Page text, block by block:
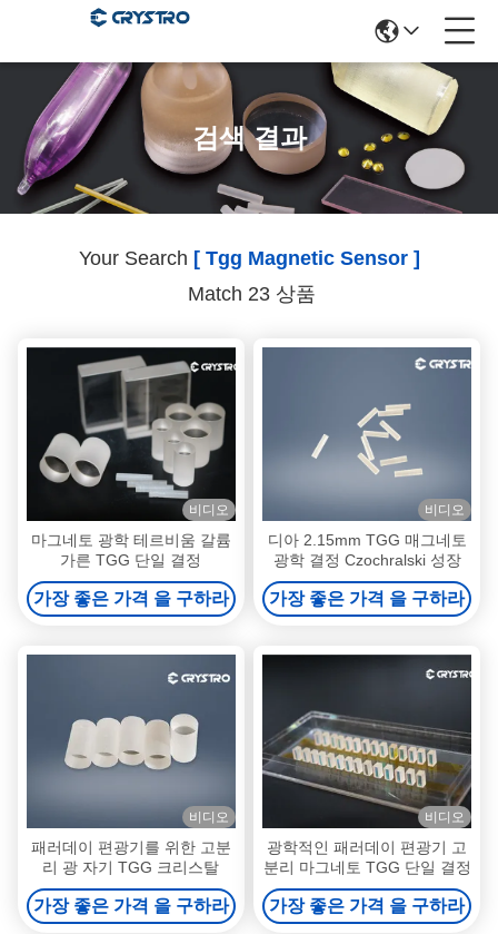
검색 결과
Your Search [ Tgg Magnetic Sensor ]
Match 23 상품
비디오
마그네토 광학 테르비움 갈륨
가른 TGG 단일 결정
가장 좋은 가격 을 구하라
비디오
디아 2.15mm TGG 매그네토
광학 결정 Czochralski 성장
가장 좋은 가격 을 구하라
비디오
패러데이 편광기를 위한 고분
리 광 자기 TGG 크리스탈
가장 좋은 가격 을 구하라
비디오
광학적인 패러데이 편광기 고
분리 마그네토 TGG 단일 결정
가장 좋은 가격 을 구하라